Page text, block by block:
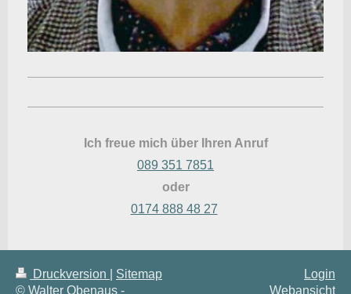
Ich freue mich über Ihren Anruf
089 351 7851
oder
0174 888 48 27
Druckversion
Sitemap
© Walter Obenaus -
Login
Webansicht